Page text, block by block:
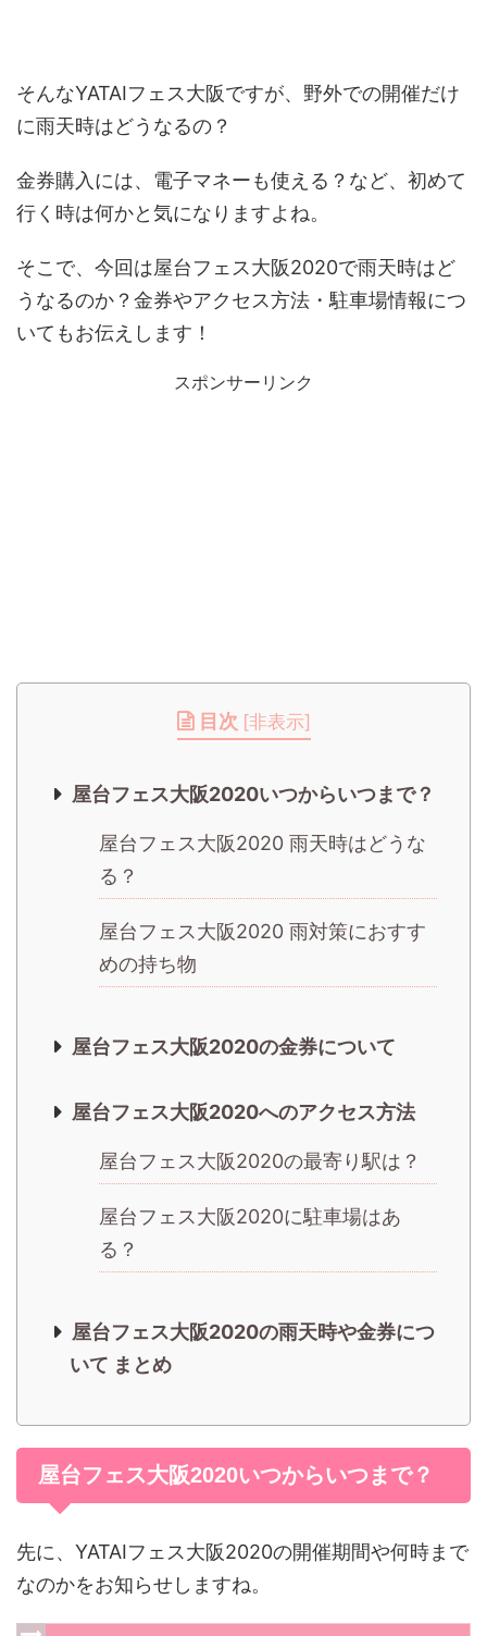
そんなYATAIフェス大阪ですが、野外での開催だけ
に雨天時はどうなるの？
金券購入には、電子マネーも使える？など、初めて
行く時は何かと気になりますよね。
そこで、今回は屋台フェス大阪2020で雨天時はど
うなるのか？金券やアクセス方法・駐車場情報につ
いてもお伝えします！
スポンサーリンク
目次 [非表示]
屋台フェス大阪2020いつからいつまで？
屋台フェス大阪2020 雨天時はどうな
る？
屋台フェス大阪2020 雨対策におすす
めの持ち物
屋台フェス大阪2020の金券について
屋台フェス大阪2020へのアクセス方法
屋台フェス大阪2020の最寄り駅は？
屋台フェス大阪2020に駐車場はあ
る？
屋台フェス大阪2020の雨天時や金券につ
いて まとめ
屋台フェス大阪2020いつからいつまで？
先に、YATAIフェス大阪2020の開催期間や何時まで
なのかをお知らせしますね。